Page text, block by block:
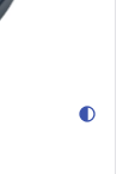
contrast